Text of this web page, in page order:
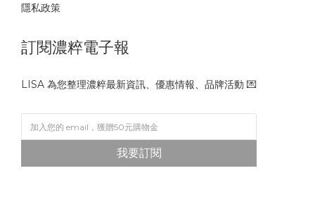
隱私政策
訂閱濃粹電子報
LISA 為您整理濃粹最新資訊、優惠情報、品牌活動 💌
我要訂閱